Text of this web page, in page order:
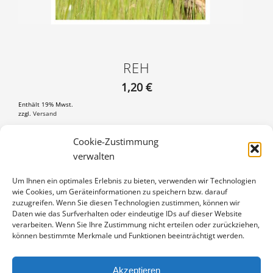
Cookie-Zustimmung
verwalten
Um Ihnen ein optimales Erlebnis zu bieten, verwenden wir Technologien
wie Cookies, um Geräteinformationen zu speichern bzw. darauf
zuzugreifen. Wenn Sie diesen Technologien zustimmen, können wir
Daten wie das Surfverhalten oder eindeutige IDs auf dieser Website
verarbeiten. Wenn Sie Ihre Zustimmung nicht erteilen oder zurückziehen,
können bestimmte Merkmale und Funktionen beeinträchtigt werden.
Akzeptieren
REH
1,20 €
Enthält 19% Mwst.
zzgl. Versand
IN DEN WARENKORB
Artikelnummer:2105-018636
Kategorie: Weitere Motive